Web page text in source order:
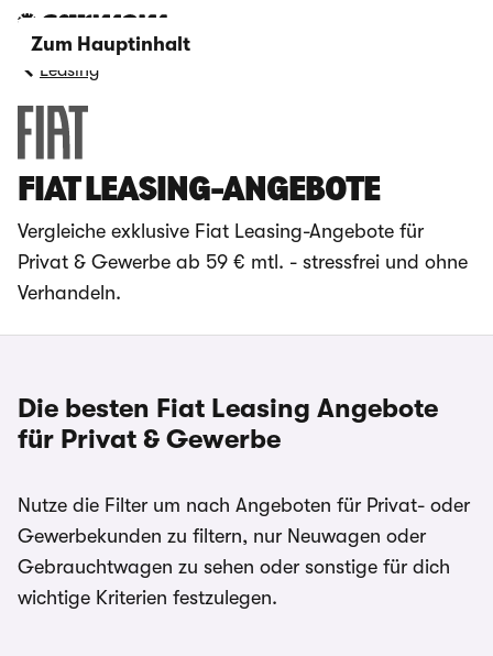
Zum Hauptinhalt
Leasing
FIAT LEASING-ANGEBOTE
Vergleiche exklusive Fiat Leasing-Angebote für
Privat & Gewerbe ab 59 € mtl. - stressfrei und ohne
Verhandeln.
Die besten Fiat Leasing Angebote
für Privat & Gewerbe
Nutze die Filter um nach Angeboten für Privat- oder
Gewerbekunden zu filtern, nur Neuwagen oder
Gebrauchtwagen zu sehen oder sonstige für dich
wichtige Kriterien festzulegen.